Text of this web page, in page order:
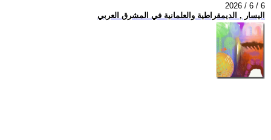
2026 / 6 / 6
اليسار , الديمقراطية والعلمانية في المشرق العربي